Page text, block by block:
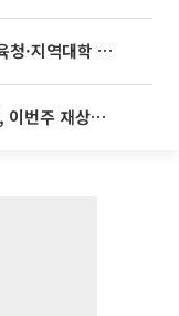
술형 입시 연계 '착수'
최태원·노소영 '9440억 분할' 판결, 이번주 재상고 여부 주목